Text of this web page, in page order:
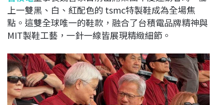
o
o
k
d
s
d
I
n
i
n
k
上一雙黑、白、紅配色的 tsmc特製鞋成為全場焦
點。這雙全球唯一的鞋款，融合了台積電品牌精神與
MIT製鞋工藝，一針一線皆展現精緻細節。